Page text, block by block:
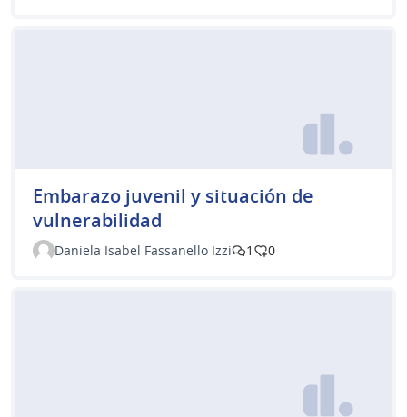
Embarazo juvenil y situación de
vulnerabilidad
Daniela Isabel Fassanello Izzi 1 0